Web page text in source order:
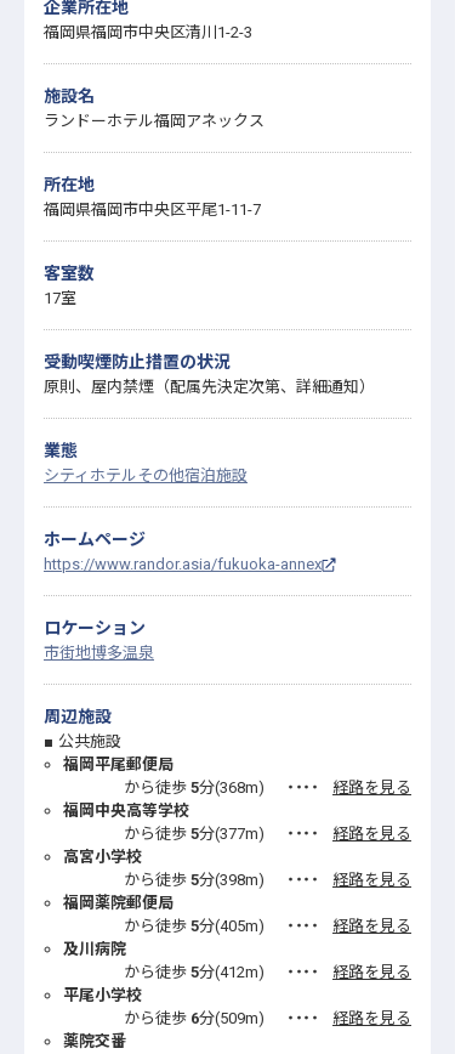
企業所在地
福岡県福岡市中央区清川1-2-3
施設名
ランドーホテル福岡アネックス
所在地
福岡県福岡市中央区平尾1-11-7
客室数
17室
受動喫煙防止措置の状況
原則、屋内禁煙（配属先決定次第、詳細通知）
業態
シティホテルその他宿泊施設
ホームページ
https://www.randor.asia/fukuoka-annex
ロケーション
市街地博多温泉
周辺施設
公共施設
福岡平尾郵便局
から徒歩 5分(368m) ・・・・
経路を見る
福岡中央高等学校
から徒歩 5分(377m) ・・・・
経路を見る
高宮小学校
から徒歩 5分(398m) ・・・・
経路を見る
福岡薬院郵便局
から徒歩 5分(405m) ・・・・
経路を見る
及川病院
から徒歩 5分(412m) ・・・・
経路を見る
平尾小学校
から徒歩 6分(509m) ・・・・
経路を見る
薬院交番